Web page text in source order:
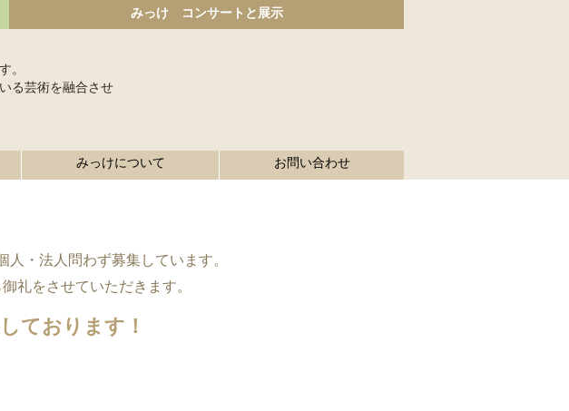
みっけ コンサートと展示
。
る芸術を融合させ
みっけについて お問い合わせ
・法人問わず募集しています。
礼をさせていただきます。
ております！